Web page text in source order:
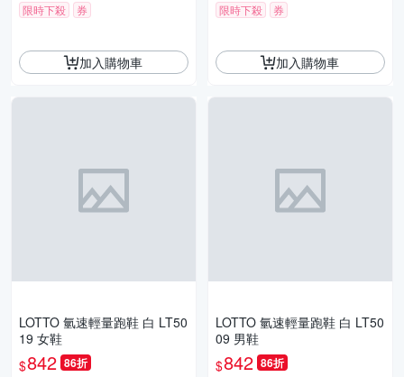
限時下殺 券
加入購物車
限時下殺 券
加入購物車
LOTTO 氫速輕量跑鞋 白 LT50
19 女鞋
$842 86折
LOTTO 氫速輕量跑鞋 白 LT50
09 男鞋
$842 86折